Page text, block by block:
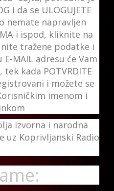
i da se ULOGUJETE
nemate napravljen
i ispod, kliknite na
tražene podatke i
MAIL adresu će Vam
kada POTVRDITE
i možete se
imenom i
izvorna i narodna
uz Koprivljanski Radio